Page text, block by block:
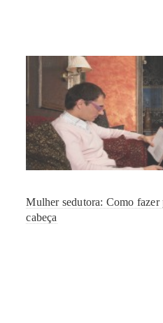
Mulher sedutora: Como fazer
cabeça